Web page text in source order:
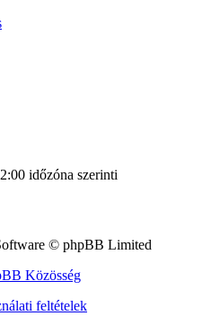
időzóna szerinti
© phpBB Limited
Közösség
feltételek